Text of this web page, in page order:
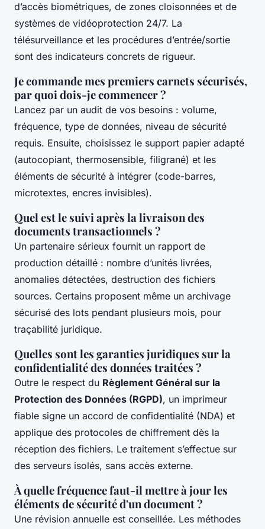
d’accès biométriques, de zones cloisonnées et de
systèmes de vidéoprotection 24/7. La
télésurveillance et les procédures d’entrée/sortie
sont des indicateurs concrets de rigueur.
Je commande mes premiers carnets sécurisés,
par quoi dois-je commencer ?
Lancez par un audit de vos besoins : volume,
fréquence, type de données, niveau de sécurité
requis. Ensuite, choisissez le support papier adapté
(autocopiant, thermosensible, filigrané) et les
éléments de sécurité à intégrer (code-barres,
microtextes, encres invisibles).
Quel est le suivi après la livraison des
documents transactionnels ?
Un partenaire sérieux fournit un rapport de
production détaillé : nombre d’unités livrées,
anomalies détectées, destruction des fichiers
sources. Certains proposent même un archivage
sécurisé des lots pendant plusieurs mois, pour
traçabilité juridique.
Quelles sont les garanties juridiques sur la
confidentialité des données traitées ?
Outre le respect du Règlement Général sur la
Protection des Données (RGPD), un imprimeur
fiable signe un accord de confidentialité (NDA) et
applique des protocoles de chiffrement dès la
réception des fichiers. Le traitement s’effectue sur
des serveurs isolés, sans accès externe.
À quelle fréquence faut-il mettre à jour les
éléments de sécurité d'un document ?
Une révision annuelle est conseillée. Les méthodes